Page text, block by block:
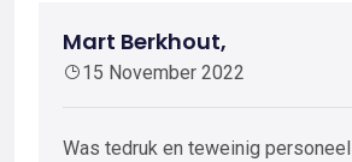
Mart Berkhout,
15 November 2022
Was tedruk en teweinig personeel